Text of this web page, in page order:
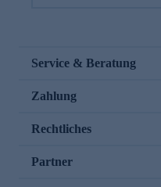
Service & Beratung
Zahlung
Rechtliches
Partner